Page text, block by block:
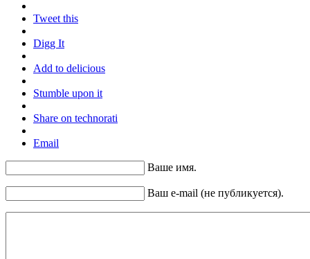
Tweet this
Digg It
Add to delicious
Stumble upon it
Share on technorati
Email
Ваше имя.
Ваш e-mail (не публикуется).